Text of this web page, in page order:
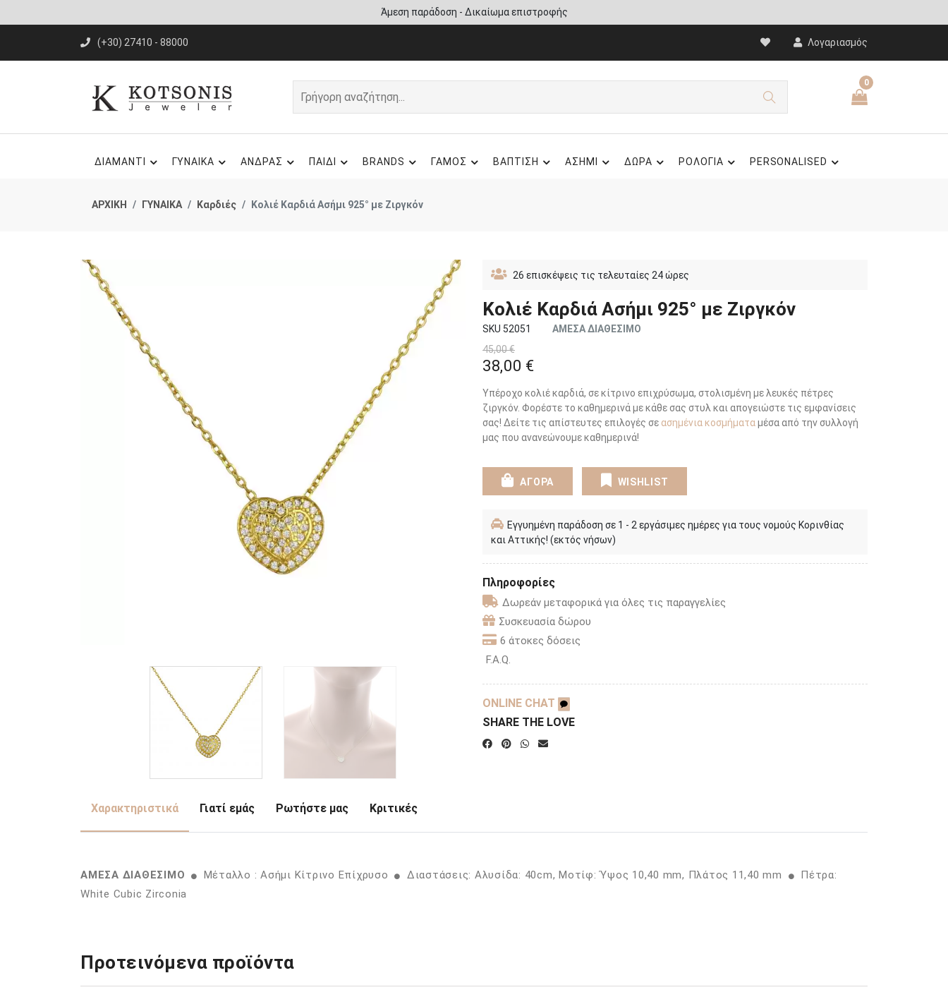
Άμεση παράδοση - Δικαίωμα επιστροφής
(+30) 27410 - 88000 Λογαριασμός
0
ΔΙΑΜΑΝΤΙ ΓΥΝΑΙΚΑ ΑΝΔΡΑΣ ΠΑΙΔΙ BRANDS ΓΑΜΟΣ ΒΑΠΤΙΣΗ ΑΣΗΜΙ ΔΩΡΑ ΡΟΛΟΓΙΑ PERSONALISED
ΑΡΧΙΚΗ ΓΥΝΑΙΚΑ Καρδιές Κολιέ Καρδιά Ασήμι 925° με Ζιργκόν
26 επισκέψεις τις τελευταίες 24 ώρες
Κολιέ Καρδιά Ασήμι 925° με Ζιργκόν
SKU 52051
ΑΜΕΣΑ ΔΙΑΘΕΣΙΜΟ
45,00 €
38,00 €
Υπέροχο κολιέ καρδιά, σε κίτρινο επιχρύσωμα, στολισμένη με λευκές πέτρες
ζιργκόν. Φορέστε το καθημερινά με κάθε σας στυλ και απογειώστε τις εμφανίσεις
σας! Δείτε τις απίστευτες επιλογές σε ασημένια κοσμήματαμέσα από την συλλογή
μας που ανανεώνουμε καθημερινά!
ΑΓΟΡΑ WISHLIST
Εγγυημένη παράδοση σε 1 - 2 εργάσιμες ημέρες για τους νομούς Κορινθίας
και Αττικής! (εκτός νήσων)
Πληροφορίες
Δωρεάν μεταφορικά για όλες τις παραγγελίες
Συσκευασία δώρου
6 άτοκες δόσεις
F.A.Q.
ONLINE CHAT
SHARE THE LOVE
Χαρακτηριστικά Γιατί εμάς Ρωτήστε μας Κριτικές
ΑΜΕΣΑ ΔΙΑΘΕΣΙΜΟ Μέταλλο : Ασήμι Κίτρινο Επίχρυσο Διαστάσεις: Αλυσίδα: 40cm, Μοτίφ: Ύψος 10,40 mm, Πλάτος 11,40 mm
Πέτρα:
White Cubic Zirconia
Προτεινόμενα προϊόντα